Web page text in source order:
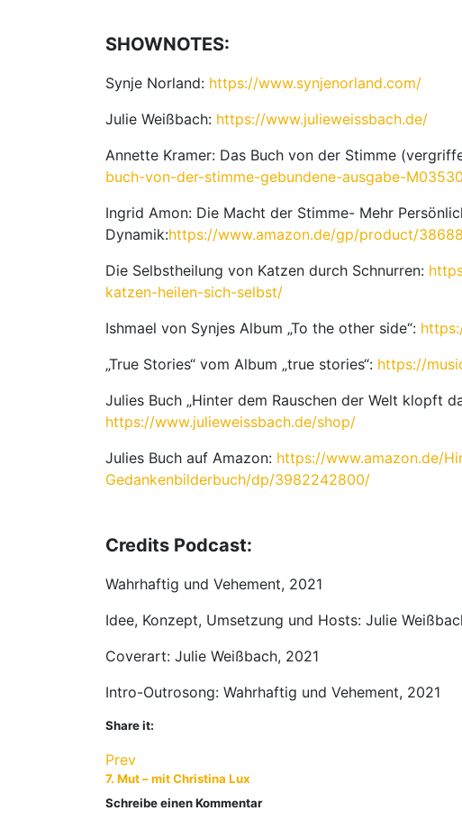
Synje
SHOWNOTES:
Synje Norland: https://www.synjenorland.com/
Julie Weißbach: https://www.julieweissbach.de/
Annette Kramer: Das Buch von der Stimme
buch-von-der-stimme-gebundene-ausgabe-
Ingrid Amon: Die Macht der Stimme- Mehr
Dynamik:https://www.amazon.de/gp/product/
Die Selbstheilung von Katzen durch Schnurren:
katzen-heilen-sich-selbst/
Ishmael von Synjes Album „To the other side“:
„True Stories“ vom Album „true stories“: https://
Julies Buch „Hinter dem Rauschen der Welt klopft
https://www.julieweissbach.de/shop/
Julies Buch auf Amazon: https://www.amazon.de/
Gedankenbilderbuch/dp/3982242800/
Credits Podcast:
Wahrhaftig und Vehement, 2021
Idee, Konzept, Umsetzung und Hosts: Julie
Coverart: Julie Weißbach, 2021
Intro-Outrosong: Wahrhaftig und Vehement, 2021
Share it:
Facebook
Twitter
Pinterest
Prev
7. Mut – mit Christina Lux
Schreibe einen Kommentar